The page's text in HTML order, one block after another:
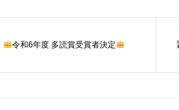
令和6年度 多読賞受賞者決定